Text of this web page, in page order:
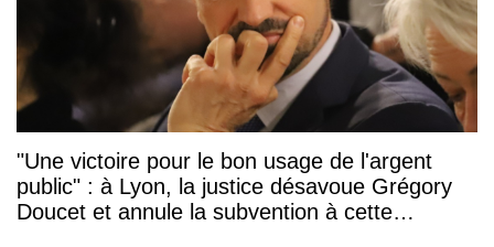
"Une victoire pour le bon usage de l'argent
public" : à Lyon, la justice désavoue Grégory
Doucet et annule la subvention à cette